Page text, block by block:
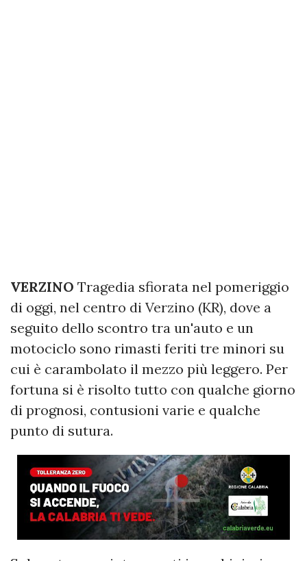
VERZINO Tragedia sfiorata nel pomeriggio
di oggi, nel centro di Verzino (KR), dove a
seguito dello scontro tra un'auto e un
motociclo sono rimasti feriti tre minori su
cui è carambolato il mezzo più leggero. Per
fortuna si è risolto tutto con qualche giorno
di prognosi, contusioni varie e qualche
punto di sutura.